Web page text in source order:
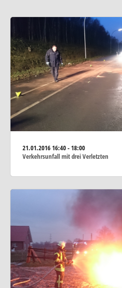
21.01.201616:40 - 18:00
Verkehrsunfall mit drei Verletzten